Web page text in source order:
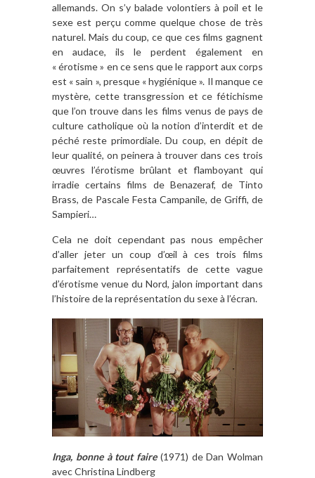
allemands. On s’y balade volontiers à poil et le
sexe est perçu comme quelque chose de très
naturel. Mais du coup, ce que ces films gagnent
en audace, ils le perdent également en
« érotisme » en ce sens que le rapport aux corps
est « sain », presque « hygiénique ». Il manque ce
mystère, cette transgression et ce fétichisme
que l’on trouve dans les films venus de pays de
culture catholique où la notion d’interdit et de
péché reste primordiale. Du coup, en dépit de
leur qualité, on peinera à trouver dans ces trois
œuvres l’érotisme brûlant et flamboyant qui
irradie certains films de Benazeraf, de Tinto
Brass, de Pascale Festa Campanile, de Griffi, de
Sampieri…
Cela ne doit cependant pas nous empêcher
d’aller jeter un coup d’œil à ces trois films
parfaitement représentatifs de cette vague
d’érotisme venue du Nord, jalon important dans
l’histoire de la représentation du sexe à l’écran.
Inga, bonne à tout faire(1971) de Dan Wolman
avec Christina Lindberg